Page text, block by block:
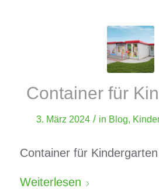
Container für
3. März 2024 / in Blog,
Container für Kindergarten
Weiterlesen